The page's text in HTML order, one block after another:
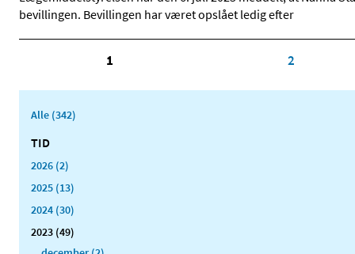
bevillingen. Bevillingen har været opslået ledig efter
1 2
Alle (342)
TID
2026 (2)
2025 (13)
2024 (30)
2023 (49)